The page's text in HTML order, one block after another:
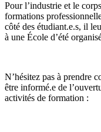
Pour l’industrie et le
formations
côté des étudiant.e.s, il
à une École d’été
N’hésitez pas à prendre
être informé.e de
activités de formation :